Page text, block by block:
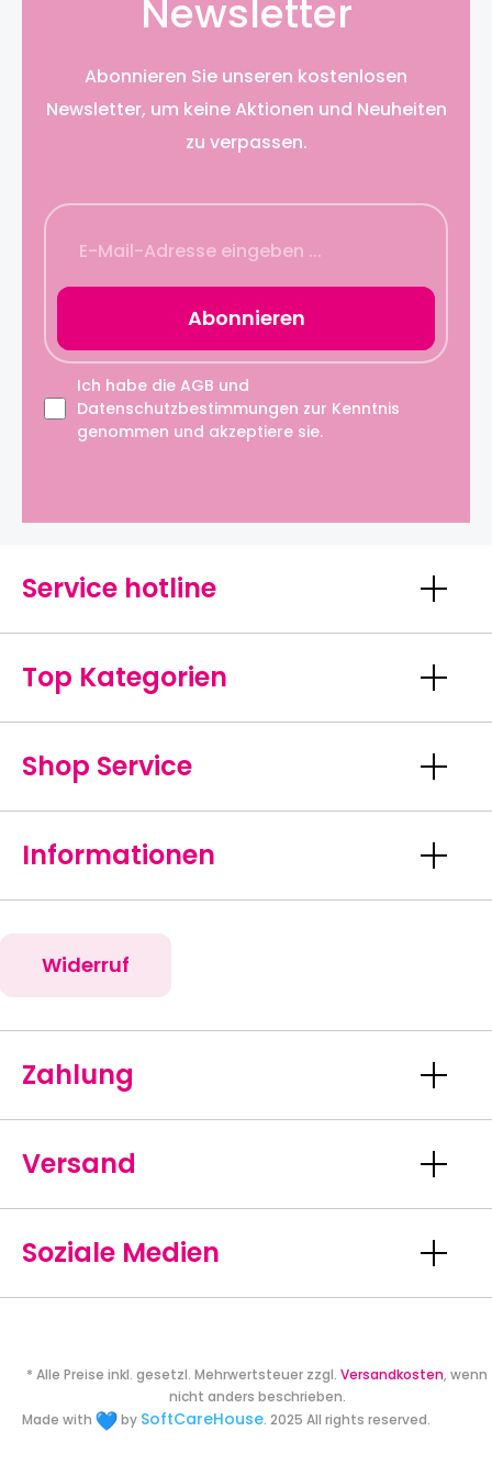
Newsletter
Abonnieren Sie unseren kostenlosen
Newsletter, um keine Aktionen und Neuheiten
zu verpassen.
Abonnieren
Ich habe die AGB und
Datenschutzbestimmungen zur Kenntnis
genommen und akzeptiere sie.
Service hotline
Top Kategorien
Shop Service
Informationen
Widerruf
Zahlung
Versand
Soziale Medien
* Alle Preise inkl. gesetzl. Mehrwertsteuer zzgl. Versandkosten, wenn
nicht anders beschrieben.
Made with
by SoftCareHouse. 2025 All rights reserved.